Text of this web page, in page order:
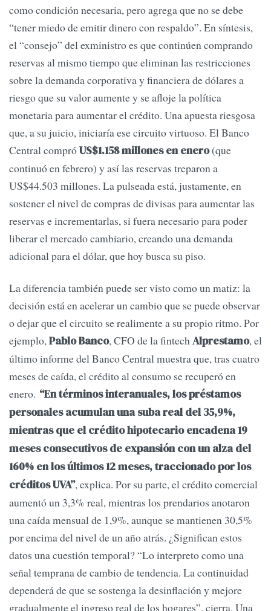
como condición necesaria, pero agrega que no se debe
“tener miedo de emitir dinero con respaldo”. En síntesis,
el “consejo” del exministro es que continúen comprando
reservas al mismo tiempo que eliminan las restricciones
sobre la demanda corporativa y financiera de dólares a
riesgo que su valor aumente y se afloje la política
monetaria para aumentar el crédito. Una apuesta riesgosa
que, a su juicio, iniciaría ese circuito virtuoso. El Banco
Central compróUS$1.158 millones en enero(que
continuó en febrero) y así las reservas treparon a
US$44.503 millones. La pulseada está, justamente, en
sostener el nivel de compras de divisas para aumentar las
reservas e incrementarlas, si fuera necesario para poder
liberar el mercado cambiario, creando una demanda
adicional para el dólar, que hoy busca su piso.
La diferencia también puede ser visto como un matiz: la
decisión está en acelerar un cambio que se puede observar
o dejar que el circuito se realimente a su propio ritmo. Por
ejemplo,Pablo Banco, CFO de la fintechAlprestamo, el
último informe del Banco Central muestra que, tras cuatro
meses de caída, el crédito al consumo se recuperó en
enero. “En términos interanuales, los préstamos
personales acumulan una suba real del 35,9%,
mientras que el crédito hipotecario encadena 19
meses consecutivos de expansión con un alza del
160% en los últimos 12 meses, traccionado por los
créditos UVA”, explica. Por su parte, el crédito comercial
aumentó un 3,3% real, mientras los prendarios anotaron
una caída mensual de 1,9%, aunque se mantienen 30,5%
por encima del nivel de un año atrás. ¿Significan estos
datos una cuestión temporal? “Lo interpreto como una
señal temprana de cambio de tendencia. La continuidad
dependerá de que se sostenga la desinflación y mejore
gradualmente el ingreso real de los hogares”, cierra. Una